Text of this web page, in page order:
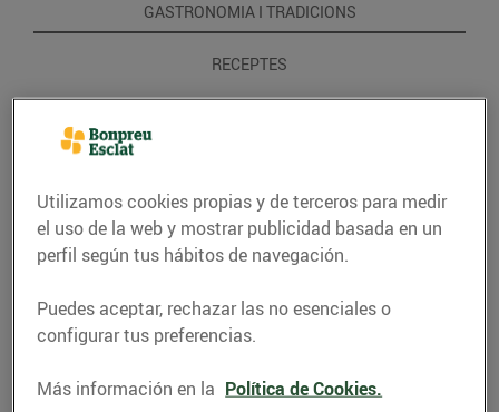
GASTRONOMIA I TRADICIONS
RECEPTES
RECETAS
Utilizamos cookies propias y de terceros para medir
el uso de la web y mostrar publicidad basada en un
perfil según tus hábitos de navegación.
Puedes aceptar, rechazar las no esenciales o
configurar tus preferencias.
Más información en la Política de Cookies.